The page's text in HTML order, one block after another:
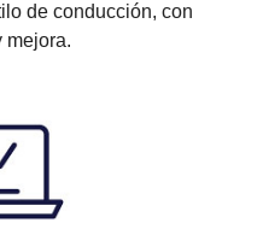
de conducción, con
mejora.